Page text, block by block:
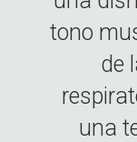
tono
de
una